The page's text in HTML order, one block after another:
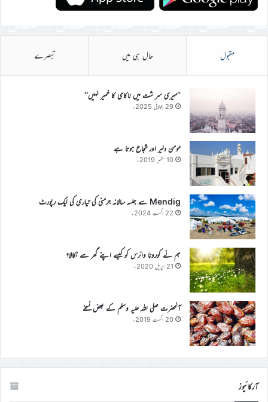
مقبول حال ہی میں تبصرے
’’میری سر شت میں ناکامی کا خمیر نہیں‘‘
29 جولائی 2025ء
مومن دلیر اور شجاع ہوتا ہے
10 ستمبر 2019ء
Mendig سے جلسہ سالانہ جرمنی کی تیاری کی ایک رپورٹ
22 اگست 2024ء
ہم نے کورونا وائرس کو کیسے اپنے گھر سے نکالا؟
21 اپریل 2020ء
آنحضرت صلی اللہ علیہ وسلم کے بعض نسخے
20 اگست 2019ء
آرکائیوز